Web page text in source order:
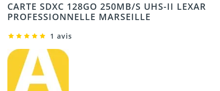
CARTE SDXC 128GO 250MB/S UHS-II LEXAR
PROFESSIONNELLE MARSEILLE
1 avis